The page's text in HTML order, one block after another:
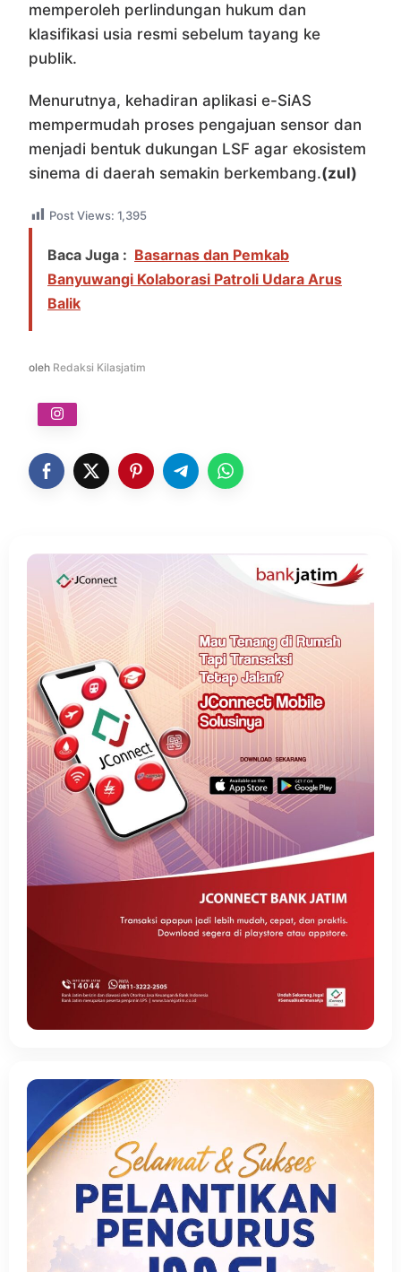
memperoleh perlindungan hukum dan
klasifikasi usia resmi sebelum tayang ke
publik.
Menurutnya, kehadiran aplikasi e-SiAS
mempermudah proses pengajuan sensor dan
menjadi bentuk dukungan LSF agar ekosistem
sinema di daerah semakin berkembang.(zul)
Post Views: 1,395
Baca Juga : Basarnas dan Pemkab
Banyuwangi Kolaborasi Patroli Udara Arus
Balik
oleh Redaksi Kilasjatim